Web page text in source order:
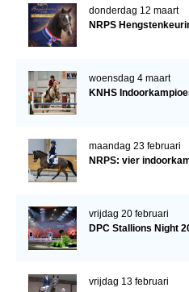
donderdag 12 maart
NRPS
woensdag 4 maart
KNHS
maandag 23 februari
NRPS: vier
vrijdag 20 februari
DPC Stallions Night
vrijdag 13 februari